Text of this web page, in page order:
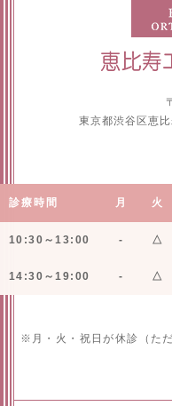
東京都渋谷区恵
診療時間 月 火
10:30～13:00 - △
14:30～19:00 - △
※月・火・祝日が休診（た